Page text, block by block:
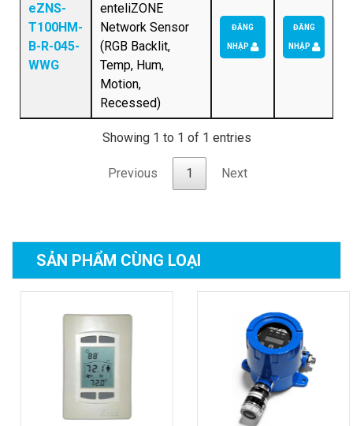
eZNS-
T100HM-
B-R-045-
WWG
enteliZONE
Network Sensor
(RGB Backlit,
Temp, Hum,
Motion,
Recessed)
ĐĂNG
NHẬP
ĐĂNG
NHẬP
Showing 1 to 1 of 1 entries
Previous 1 Next
SẢN PHẨM CÙNG LOẠI